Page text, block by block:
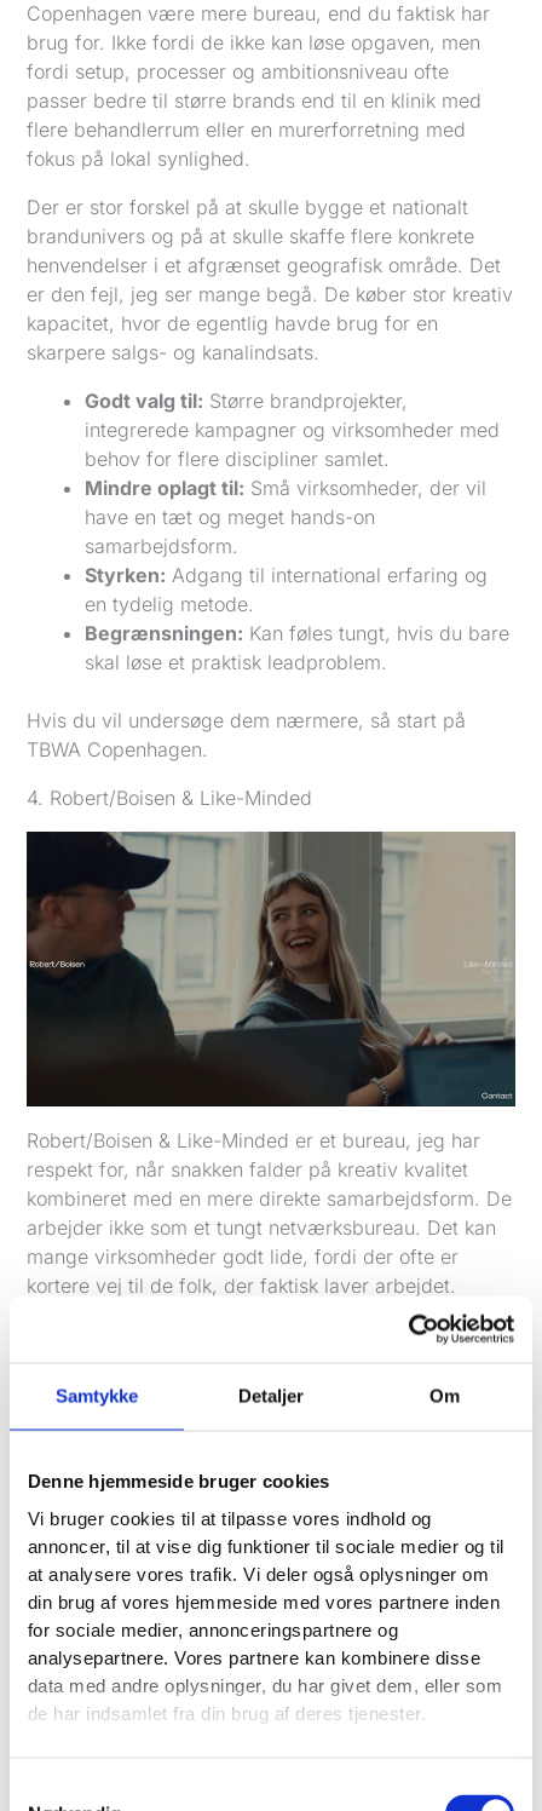
Samtykke Detaljer Om
Denne hjemmeside bruger cookies
Vi bruger cookies til at tilpasse vores indhold og
annoncer, til at vise dig funktioner til sociale medier og til
at analysere vores trafik. Vi deler også oplysninger om
din brug af vores hjemmeside med vores partnere inden
for sociale medier, annonceringspartnere og
analysepartnere. Vores partnere kan kombinere disse
data med andre oplysninger, du har givet dem, eller som
de har indsamlet fra din brug af deres tjenester.
Copenhagen være mere bureau, end du faktisk har
brug for. Ikke fordi de ikke kan løse opgaven, men
fordi setup, processer og ambitionsniveau ofte
passer bedre til større brands end til en klinik med
flere behandlerrum eller en murerforretning med
fokus på lokal synlighed.
Der er stor forskel på at skulle bygge et nationalt
brandunivers og på at skulle skaffe flere konkrete
henvendelser i et afgrænset geografisk område. Det
er den fejl, jeg ser mange begå. De køber stor kreativ
kapacitet, hvor de egentlig havde brug for en
skarpere salgs- og kanalindsats.
Godt valg til: Større brandprojekter,
integrerede kampagner og virksomheder med
behov for flere discipliner samlet.
Mindre oplagt til: Små virksomheder, der vil
have en tæt og meget hands-on
samarbejdsform.
Styrken: Adgang til international erfaring og
en tydelig metode.
Begrænsningen: Kan føles tungt, hvis du bare
skal løse et praktisk leadproblem.
Hvis du vil undersøge dem nærmere, så start på
TBWA Copenhagen.
4. Robert/Boisen & Like-Minded
Robert/Boisen & Like-Minded er et bureau, jeg har
respekt for, når snakken falder på kreativ kvalitet
kombineret med en mere direkte samarbejdsform. De
arbejder ikke som et tungt netværksbureau. Det kan
mange virksomheder godt lide, fordi der ofte er
kortere vej til de folk, der faktisk laver arbejdet.
Samtidig er de ikke bare “de kreative”. De arbejder
gør dem interessante for mellemstore virksomheder,
Hvor de skiller sig ud
På image-siden er de også blandt de bureauer, der
bliver lagt mærke til. En dansk brancheliste fra
Markedsføring placerer &Co., Accenture Song, Kunde
& Co, Pong og Robert/Boisen & Like-minded i toppen
blandt de bedst brandede reklamebureauer i
Danmark i 2024/2025. Det er værd at bemærke,
fordi et stærkt image i den branche ofte hænger
sammen med evnen til at kombinere strategi,